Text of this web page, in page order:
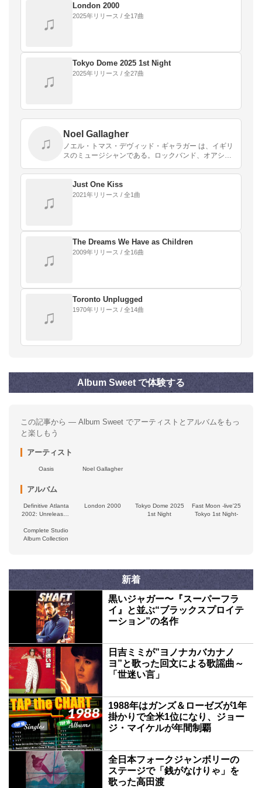
♫
London 2000
2025年リリース / 全17曲
♫
Tokyo Dome 2025 1st Night
2025年リリース / 全27曲
♫
Noel Gallagher
ノエル・トマス・デヴィッド・ギャラガー は、イギリ
スのミュージシャンである。ロックバンド、オアシス
ドボーカリストであるリアム・ギャラガーは実弟であ
る。身…
♫
Just One Kiss
2021年リリース / 全1曲
♫
The Dreams We Have as Children
2009年リリース / 全16曲
♫
Toronto Unplugged
1970年リリース / 全14曲
Album Sweet で体験する
この記事から — Album Sweet でアーティストとアルバムをもっ
と楽しもう
アーティスト
Oasis Noel Gallagher
アルバム
Definitive Atlanta
2002: Unreleased
Recording
London 2000
Tokyo Dome 2025
1st Night
Fast Moon -live'25
Tokyo 1st Night-
Complete Studio
Album Collection
新着
黒いジャガー〜『スーパーフラ
イ』と並ぶ“ブラックスプロイテ
ーション”の名作
日吉ミミが”ヨノナカバカナノ
ヨ”と歌った回文による歌謡曲～
「世迷い言」
1988年はガンズ＆ローゼズが1年
掛かりで全米1位になり、ジョー
ジ・マイケルが年間制覇
全日本フォークジャンボリーの
ステージで「銭がなけりゃ」を
歌った高田渡